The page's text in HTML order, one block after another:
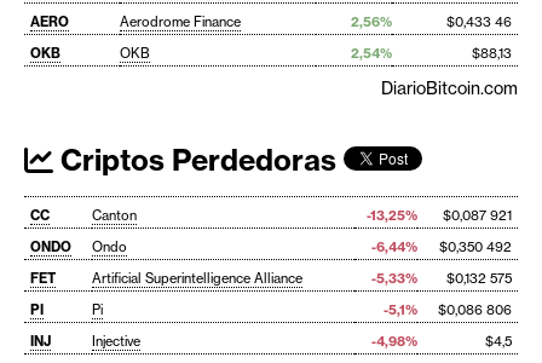
AERO
Aerodrome Finance 2,56%
$0,433 46
OKB
OKB 2,54% $88,13
DiarioBitcoin.com
Criptos Perdedoras
CC Canton -13,25%
$0,087 921
ONDO
Ondo -6,44%
$0,350 492
FET
Artificial Superintelligence Alliance -5,33%
$0,132 575
PI
Pi -5,1%
$0,086 806
INJ
Injective -4,98%
$4,5